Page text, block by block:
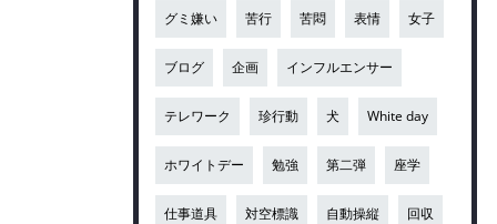
グミ嫌い 苦行 苦悶 表情 女子
ブログ 企画 インフルエンサー
テレワーク 珍行動 犬 White day
ホワイトデー 勉強 第二弾 座学
仕事道具 対空標識 自動操縦 回収